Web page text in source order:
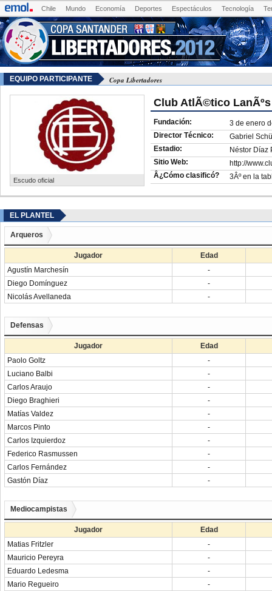
Chile Mundo Economía Deportes Espectáculos Tecnología
EQUIPO PARTICIPANTE Copa Libertadores
Escudo oficial
Club AtlÃ©tico LanÃºs
Fundación:
3 de enero
Director Técnico:
Gabriel
Estadio:
Néstor Díaz
Sitio Web:
http://
Â¿Cómo clasificó?
3Âº en la
EL PLANTEL
Arqueros
Jugador
Edad
Agustín Marchesín
-
Diego Domínguez
-
Nicolás Avellaneda
-
Defensas
Jugador
Edad
Paolo Goltz
-
Luciano Balbi
-
Carlos Araujo
-
Diego Braghieri
-
Matías Valdez
-
Marcos Pinto
-
Carlos Izquierdoz
-
Federico Rasmussen
-
Carlos Fernández
-
Gastón Díaz
-
Mediocampistas
Jugador
Edad
Matias Fritzler
-
Mauricio Pereyra
-
Eduardo Ledesma
-
Mario Regueiro
-